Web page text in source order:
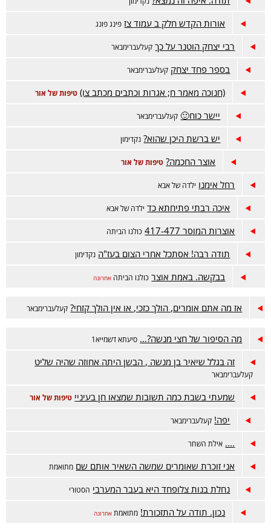
אורות הקדש חלק ב עמוד צז פינג פונג
רבי יצחק הוטנר על כך קעלעברימבאר
בספר פחד יצחק קעלעברימבאר
(חנוכה מאמר ח; אגרות וכתבים מכתב צו) טיפות של אור
יישר כוח🙂 קעלעברימבאר
יש ברשת היכן שהוא? נקדימון
אוצר החכמה? טיפות של אור
רחל אימנו ילדה של אבא
איכה רבתי פתיחתא כד ילדה של אבא
אוצרות המוסר 417-477 כולנו הביתה
תודה רבה! אסתכל אחרי הצום בעז"ה נקדימון
בבקשה. באמת אוצר כולנו הביתה אחרונה
אז מה אתם אומרים, הולך כזכי, או אין הולך קזחי? קעלעברימבאר
מה הסיפור של חצי מנשה?… סיעתא דשמייא1
זה בגלל שיאיר בן מנשה , הבשן היתה אחוזה שהיה שליט
קעלעברימבאר
שמעתי בשבת כמה תשובות שמצאו חן בעיניי טיפות של אור
יפה! קעלעברימבאר
.... אילת השחר
אני זוכרת שאומרים שמשה השאיר אותם שם מתואמת
נחלת בנות צלופחד היא בעבר המערבי הסטורי
נכון. תודה על התזכורת! מתואמת אחרונה